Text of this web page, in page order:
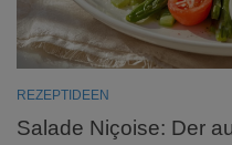
REZEPTIDEEN
Salade Niçoise: Der